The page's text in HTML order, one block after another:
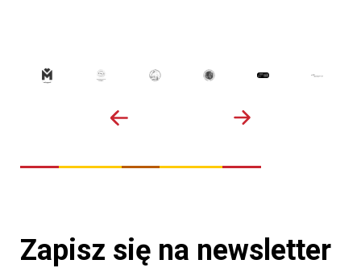
Zapisz się na newsletter